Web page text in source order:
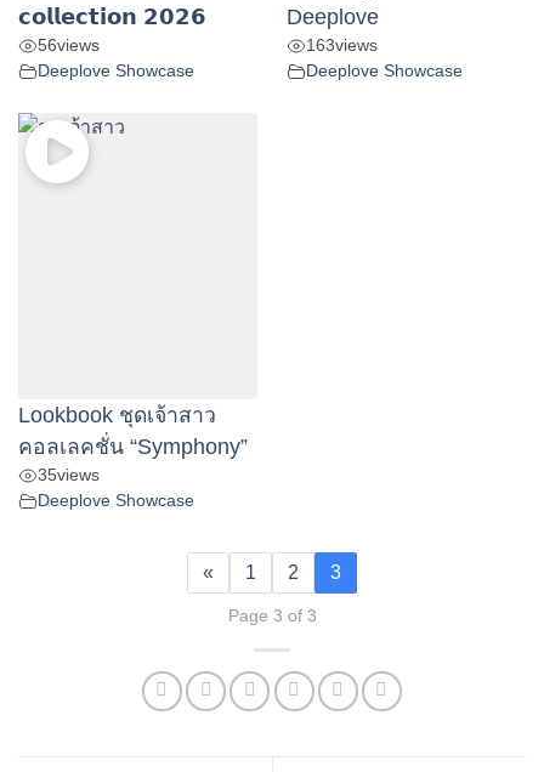
𝗰𝗼𝗹𝗹𝗲𝗰𝘁𝗶𝗼𝗻 𝟮𝟬𝟮𝟲
56views
Deeplove Showcase
Deeplove
163views
Deeplove Showcase
Lookbook ชุดเจ้าสาว
คอลเลคชั่น “Symphony”
35views
Deeplove Showcase
« 1 2 3
Page 3 of 3